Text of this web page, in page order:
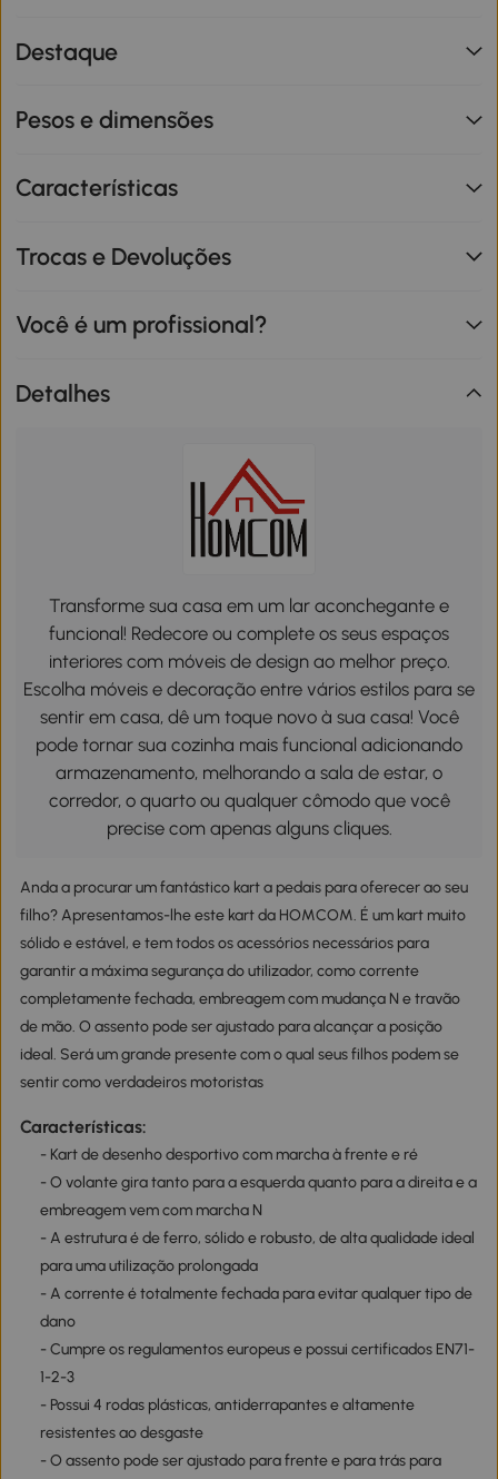
Destaque
Pesos e dimensões
Características
Trocas e Devoluções
Você é um profissional?
Detalhes
Transforme sua casa em um lar aconchegante e
funcional! Redecore ou complete os seus espaços
interiores com móveis de design ao melhor preço.
Escolha móveis e decoração entre vários estilos para se
sentir em casa, dê um toque novo à sua casa! Você
pode tornar sua cozinha mais funcional adicionando
armazenamento, melhorando a sala de estar, o
corredor, o quarto ou qualquer cômodo que você
precise com apenas alguns cliques.
Anda a procurar um fantástico kart a pedais para oferecer ao seu
filho? Apresentamos-lhe este kart da HOMCOM. É um kart muito
sólido e estável, e tem todos os acessórios necessários para
garantir a máxima segurança do utilizador, como corrente
completamente fechada, embreagem com mudança N e travão
de mão. O assento pode ser ajustado para alcançar a posição
ideal. Será um grande presente com o qual seus filhos podem se
sentir como verdadeiros motoristas
Características:
- Kart de desenho desportivo com marcha à frente e ré
- O volante gira tanto para a esquerda quanto para a direita e a
embreagem vem com marcha N
- A estrutura é de ferro, sólido e robusto, de alta qualidade ideal
para uma utilização prolongada
- A corrente é totalmente fechada para evitar qualquer tipo de
dano
- Cumpre os regulamentos europeus e possui certificados EN71-
1-2-3
- Possui 4 rodas plásticas, antiderrapantes e altamente
resistentes ao desgaste
- O assento pode ser ajustado para frente e para trás para